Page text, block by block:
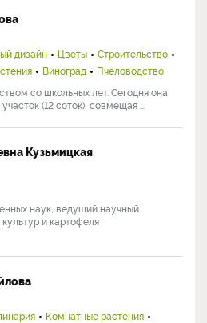
дизайн Цветы
Строительство
Виноград
Пчеловодство
со школьных лет. Сегодня она
(12 соток), совмещая ...
Кузьмицкая
наук, ведущий научный
и картофеля
Комнатные растения